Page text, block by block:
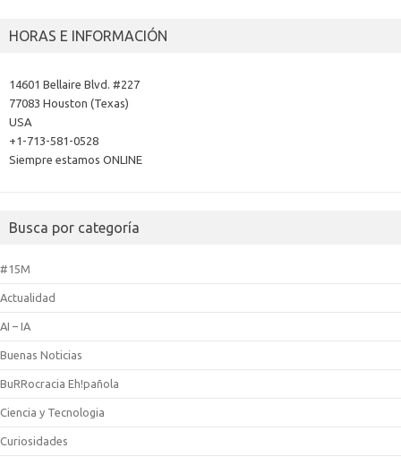
HORAS E INFORMACIÓN
14601 Bellaire Blvd. #227
77083 Houston (Texas)
USA
+1-713-581-0528
Siempre estamos ONLINE
Busca por categoría
#15M
Actualidad
AI – IA
Buenas Noticias
BuRRocracia Eh!pañola
Ciencia y Tecnologia
Curiosidades